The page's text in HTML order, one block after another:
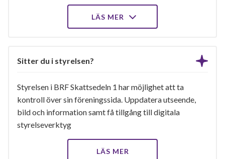
LÄS MER
Sitter du i styrelsen?
Styrelsen i BRF Skattsedeln 1 har möjlighet att ta
kontroll över sin föreningssida. Uppdatera utseende,
bild och information samt få tillgång till digitala
styrelseverktyg
LÄS MER